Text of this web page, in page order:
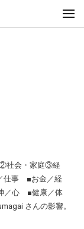
②社会・家庭③経
仕事 ■お金／経
／心 ■健康／体
さんの影響。